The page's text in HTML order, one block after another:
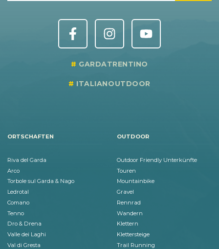
GARDATRENTINO
ITALIANOUTDOOR
ORTSCHAFTEN
Riva del Garda
Arco
Torbole sul Garda & Nago
Ledrotal
Comano
Tenno
Dro & Drena
Valle dei Laghi
Val di Gresta
OUTDOOR
Outdoor Friendly Unterkünfte
Touren
Mountainbike
Gravel
Rennrad
Wandern
Klettern
Klettersteige
Trail Running